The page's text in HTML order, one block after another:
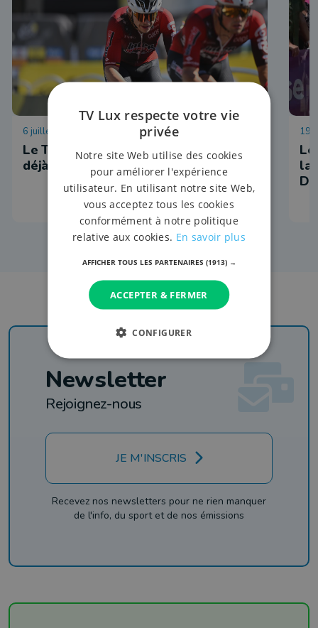
6 juillet 2026 à 19:01
Le Tour de France d'Arnaud de Lie
déjà terminé
19
la
Newsletter
Rejoignez-nous
JE M'INSCRIS
Recevez nos newsletters pour ne rien manquer
de l'info, du sport et de nos émissions
TV Lux respecte votre vie
privée
Notre site Web utilise des cookies
pour améliorer l'expérience
utilisateur. En utilisant notre site Web,
vous acceptez tous les cookies
conformément à notre politique
relative aux cookies. En savoir plus
AFFICHER TOUS LES PARTENAIRES (1913) →
ACCEPTER & FERMER
CONFIGURER